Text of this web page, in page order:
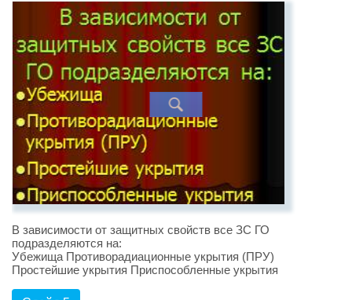
В зависимости от защитных свойств все ЗС ГО
подразделяются на:
Убежища Противорадиационные укрытия (ПРУ)
Простейшие укрытия Приспособленные укрытия